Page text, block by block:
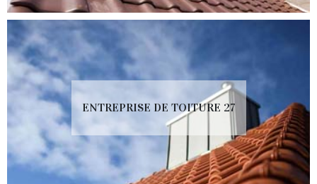
ENTREPRISE DE TOITURE 27